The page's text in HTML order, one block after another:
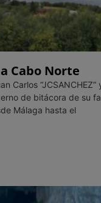
Cabo Norte
Carlos “JCSANCHEZ”
de bitácora de su
Málaga hasta el